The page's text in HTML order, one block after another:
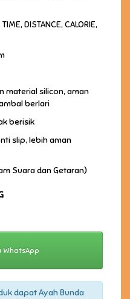
DISTANCE, CALORIE,
material silicon, aman
berlari
berisik
slip, lebih aman
Suara dan Getaran)
WhatsApp
dapat Ayah Bunda